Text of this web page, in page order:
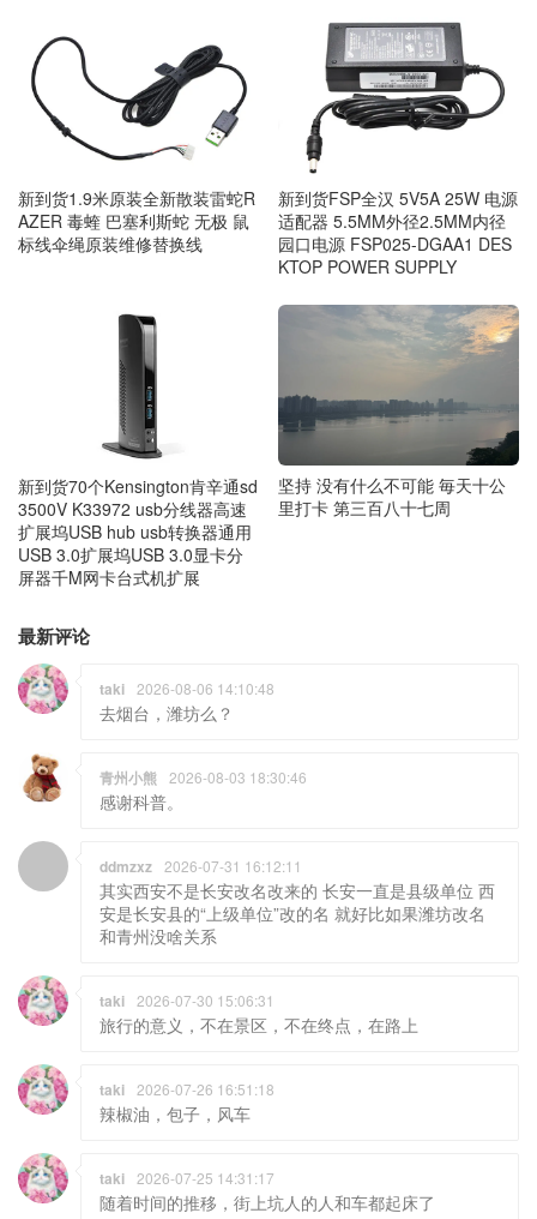
新到货1.9米原装全新散装雷蛇R
AZER 毒蝰 巴塞利斯蛇 无极 鼠
标线伞绳原装维修替换线
新到货FSP全汉 5V5A 25W 电源
适配器 5.5MM外径2.5MM内径
园口电源 FSP025-DGAA1 DES
KTOP POWER SUPPLY
新到货70个Kensington肯辛通sd
3500V K33972 usb分线器高速
扩展坞USB hub usb转换器通用
USB 3.0扩展坞USB 3.0显卡分
屏器千M网卡台式机扩展
坚持 没有什么不可能 毎天十公
里打卡 第三百八十七周
最新评论
taki 2026-08-06 14:10:48
去烟台，潍坊么？
青州小熊 2026-08-03 18:30:46
感谢科普。
ddmzxz 2026-07-31 16:12:11
其实西安不是长安改名改来的 长安一直是县级单位 西
安是长安县的“上级单位”改的名 就好比如果潍坊改名
和青州没啥关系
taki 2026-07-30 15:06:31
旅行的意义，不在景区，不在终点，在路上
taki 2026-07-26 16:51:18
辣椒油，包子，风车
taki 2026-07-25 14:31:17
随着时间的推移，街上坑人的人和车都起床了